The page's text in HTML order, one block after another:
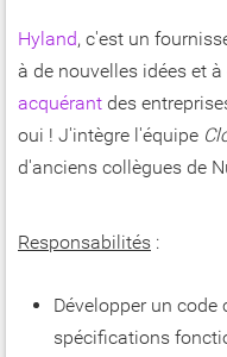
Hyland, c'est un
à de nouvelles idées et
acquérant des
oui ! J'intègre l'équipe
d'anciens collègues de
Responsabilités :
Développer un code
spécifications